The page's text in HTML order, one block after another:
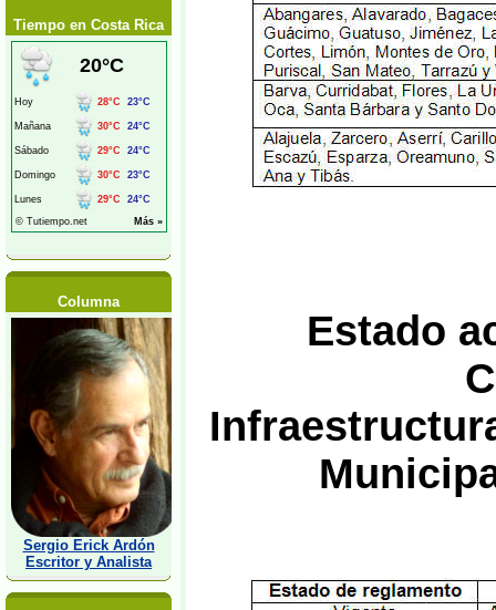
Tiempo en Costa Rica
Columna
Sergio Erick Ardón
Escritor y Analista
Estado